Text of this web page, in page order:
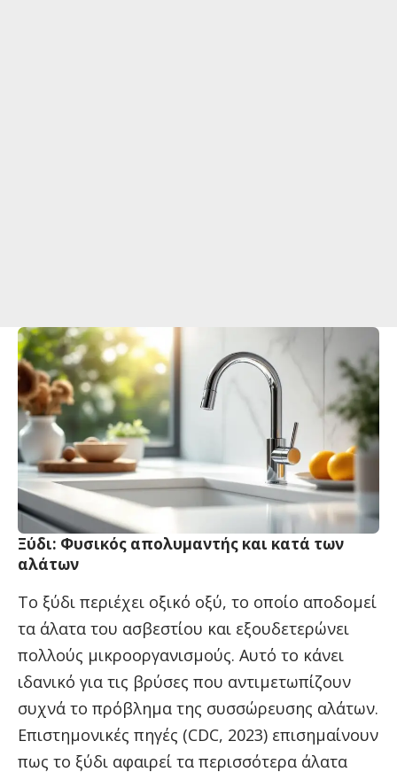
Ξύδι: Φυσικός απολυμαντής και κατά των
αλάτων
Το ξύδι περιέχει οξικό οξύ, το οποίο αποδομεί
τα άλατα του ασβεστίου και εξουδετερώνει
πολλούς μικροοργανισμούς. Αυτό το κάνει
ιδανικό για τις βρύσες που αντιμετωπίζουν
συχνά το πρόβλημα της συσσώρευσης αλάτων.
Επιστημονικές πηγές (CDC, 2023) επισημαίνουν
πως το ξύδι αφαιρεί τα περισσότερα άλατα